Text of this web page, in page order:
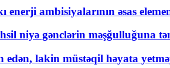
ambisiyalarının əsas
niyə gənclərin məşğulluğuna
lakin müstəqil həyata